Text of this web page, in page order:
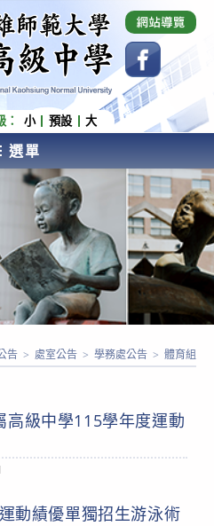
學 Affiliated Senior
Normal
： 小 預設 大
選單
SCHOOL OF NATIONAL
UNIVERSITY
告 > 處室公告 > 學務處公告 > 體育組
高級中學115學年度運動
動績優單獨招生游泳術